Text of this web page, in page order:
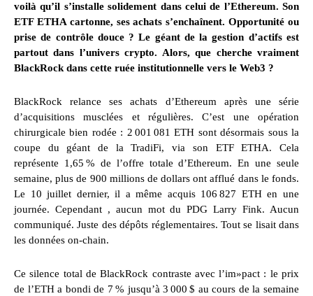
voilà qu’il s’installe solidement dans celui de l’Ethereum. Son
ETF ETHA cartonne, ses achats s’enchaînent. Opportunité ou
prise de contrôle douce ? Le géant de la gestion d’actifs est
partout dans l’univers crypto. Alors, que cherche vraiment
BlackRock dans cette ruée institutionnelle vers le Web3 ?
BlackRock relance ses achats d’Ethereum après une série
d’acquisitions musclées et régulières. C’est une opération
chirurgicale bien rodée : 2 001 081 ETH sont désormais sous la
coupe du géant de la TradiFi, via son ETF ETHA. Cela
représente 1,65 % de l’offre totale d’Ethereum. En une seule
semaine, plus de 900 millions de dollars ont afflué dans le fonds.
Le 10 juillet dernier, il a même acquis 106 827 ETH en une
journée. Cependant , aucun mot du PDG Larry Fink. Aucun
communiqué. Juste des dépôts réglementaires. Tout se lisait dans
les données on-chain.
Ce silence total de BlackRock contraste avec l’im»pact : le prix
de l’ETH a bondi de 7 % jusqu’à 3 000 $ au cours de la semaine